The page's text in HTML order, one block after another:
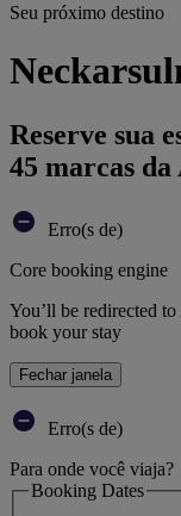
Seu próximo destino
Reserve sua
45 marcas da
Erro(s de)
Core booking engine
You’ll be redirected
book your stay
Fechar janela
Erro(s de)
Para onde você viaja?
Booking Dates